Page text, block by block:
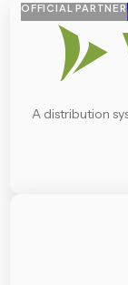
OFFICIAL PARTNER
A distribution